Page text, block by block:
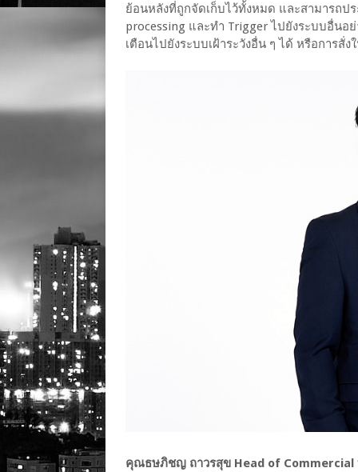
ย้อนหลังที่ถูกจัดเก็บไว้ทั้งหมด และสามารถป
processing และทำ Trigger ไปยังระบบอื่นอ
เตือนไปยังระบบเฝ้าระวังอื่น ๆ ได้ หรือการสั่
คุณธษภิชญ ถาวรสุข Head of Commercial